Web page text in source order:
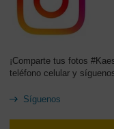
¡Comparte tus fotos
teléfono celular y
Síguenos